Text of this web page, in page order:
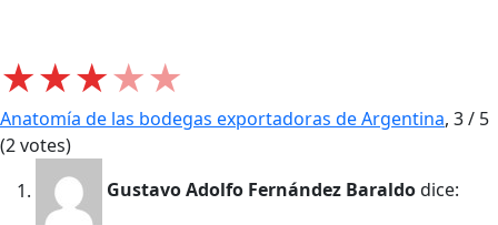
★★★★★
Anatomía de las bodegas exportadoras de Argentina, 3/ 5
(2votes)
Gustavo Adolfo Fernández Baraldodice: